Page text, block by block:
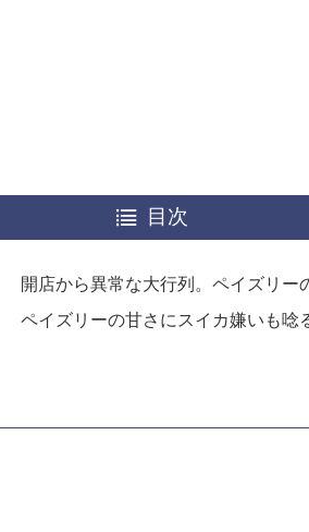
目次
開店から異常な大行列。ペイズリー
ペイズリーの甘さにスイカ嫌いも唸